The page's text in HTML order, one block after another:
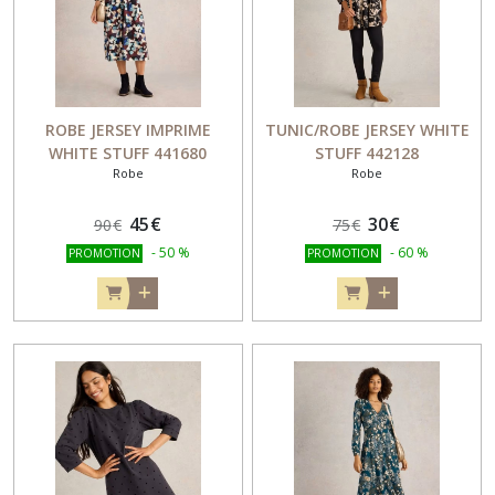
ROBE JERSEY IMPRIME
WHITE STUFF 441680
Robe
90€ 45€
PROMOTION -50 %
TUNIC/ROBE JERSEY WHITE
STUFF 442128
Robe
75€ 30€
PROMOTION - 60 %